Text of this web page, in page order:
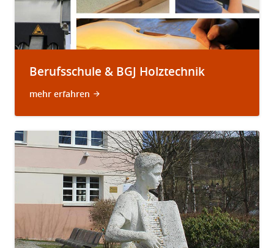
Berufsschule & BGJ Holztechnik
mehr erfahren